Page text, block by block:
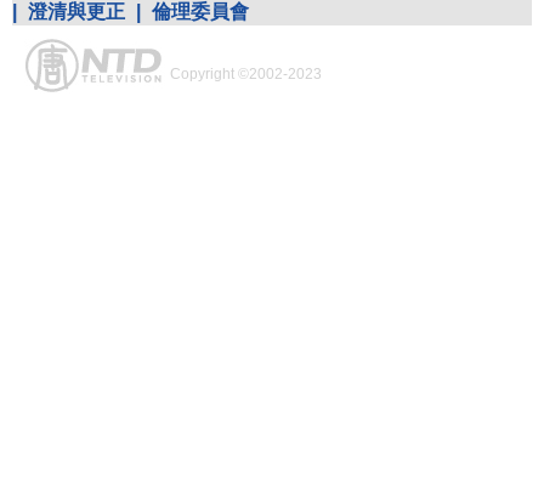
澄清與更正 倫理委員會
Copyright ©2002-2023